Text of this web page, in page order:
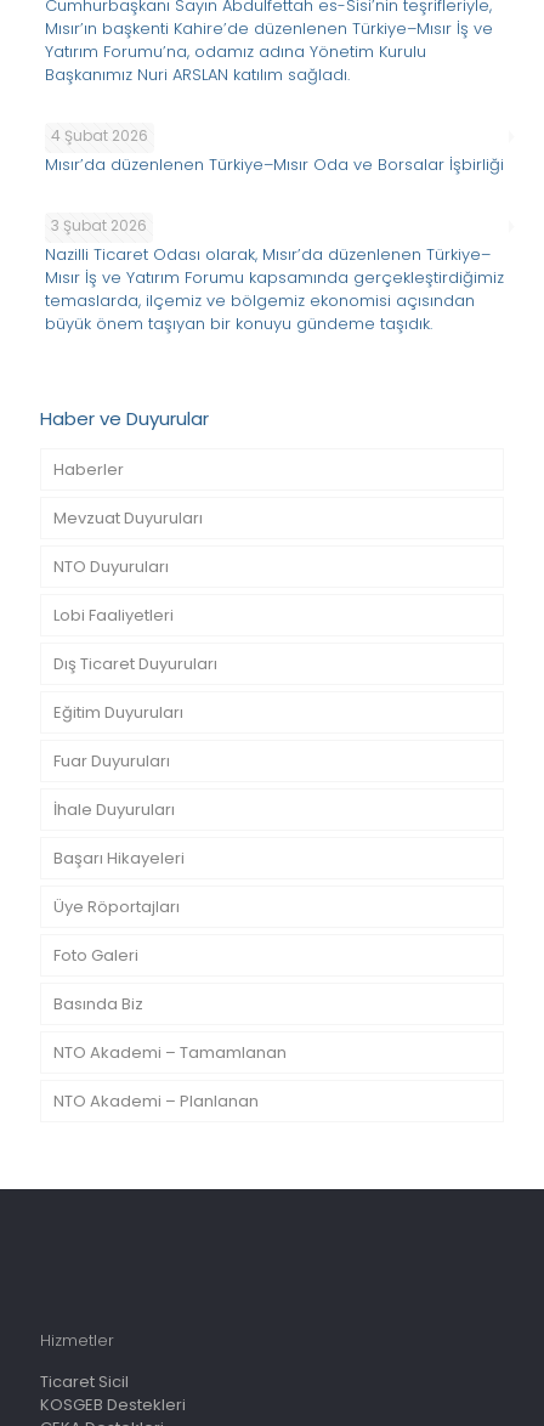
Cumhurbaşkanı Sayın Abdulfettah es-Sisi’nin teşrifleriyle,
Mısır’ın başkenti Kahire’de düzenlenen Türkiye–Mısır İş ve
Yatırım Forumu’na, odamız adına Yönetim Kurulu
Başkanımız Nuri ARSLAN katılım sağladı.
4 Şubat 2026
Mısır’da düzenlenen Türkiye–Mısır Oda ve Borsalar İşbirliği
3 Şubat 2026
Nazilli Ticaret Odası olarak, Mısır’da düzenlenen Türkiye–
Mısır İş ve Yatırım Forumu kapsamında gerçekleştirdiğimiz
temaslarda, ilçemiz ve bölgemiz ekonomisi açısından
büyük önem taşıyan bir konuyu gündeme taşıdık.
Haber ve Duyurular
Haberler
Mevzuat Duyuruları
NTO Duyuruları
Lobi Faaliyetleri
Dış Ticaret Duyuruları
Eğitim Duyuruları
Fuar Duyuruları
İhale Duyuruları
Başarı Hikayeleri
Üye Röportajları
Foto Galeri
Basında Biz
NTO Akademi – Tamamlanan
NTO Akademi – Planlanan
Hizmetler
Ticaret Sicil
KOSGEB Destekleri